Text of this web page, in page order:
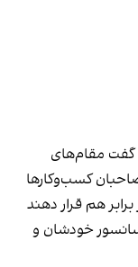
گفت مقام‌های
کسب‌وکارها
هم قرار دهند
خودشان و